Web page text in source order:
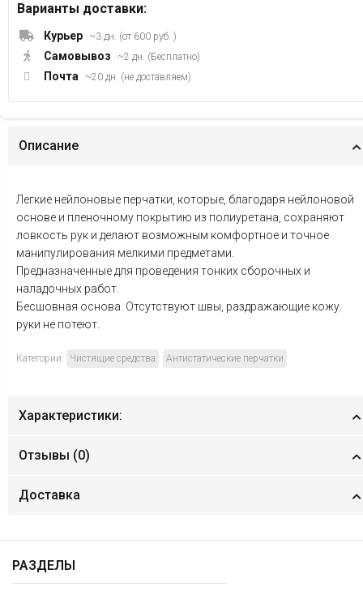
Варианты доставки:
Курьер ~3 дн. (от 600 руб. )
Самовывоз ~2 дн. (Бесплатно)
Почта ~20 дн. (не доставляем)
Описание
Легкие нейлоновые перчатки, которые, благодаря нейлоновой
основе и пленочному покрытию из полиуретана, сохраняют
ловкость рук и делают возможным комфортное и точное
манипулирования мелкими предметами.
Предназначенные для проведения тонких сборочных и
наладочных работ.
Бесшовная основа. Отсутствуют швы, раздражающие кожу.
руки не потеют.
Категории: Чистящие средства Антистатические перчатки
Характеристики:
Отзывы (0)
Доставка
РАЗДЕЛЫ